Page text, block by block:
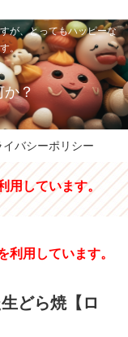
が、とってもハッピーな
。
か？
イバシーポリシー
用しています。
利用しています。
どら焼【ロ